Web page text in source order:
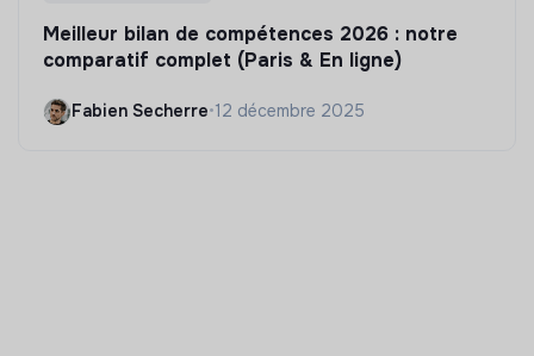
Meilleur bilan de compétences 2026 : notre
comparatif complet (Paris & En ligne)
Fabien Secherre•12 décembre 2025